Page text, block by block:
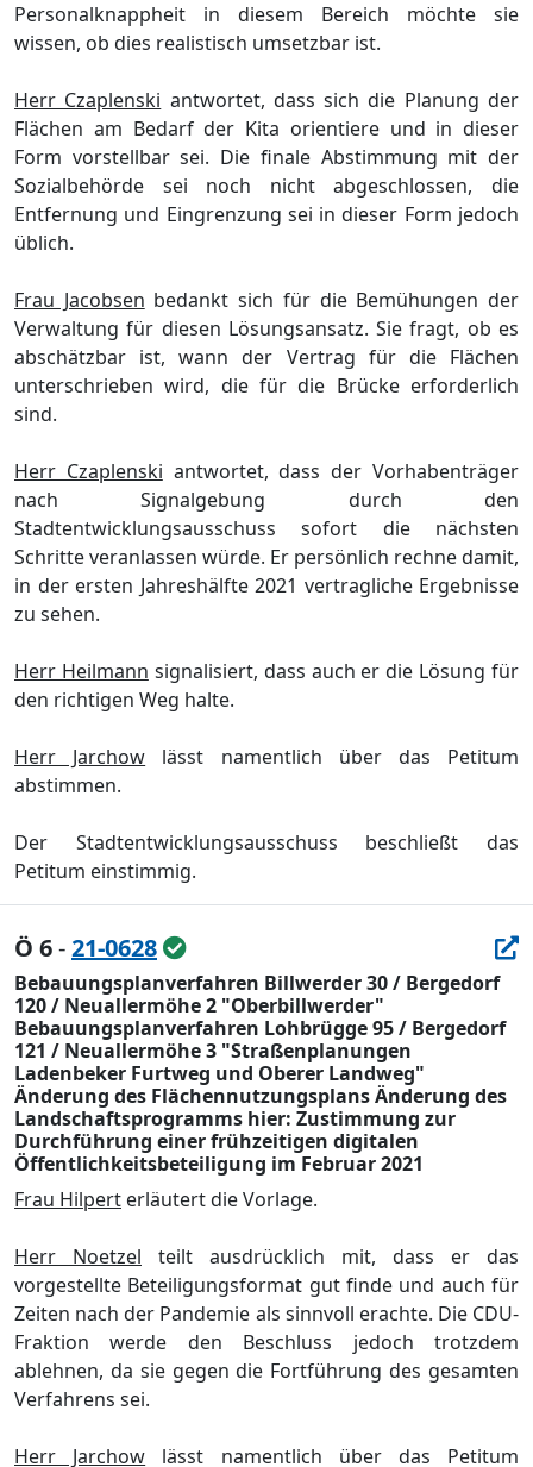
Personalknappheit in diesem Bereich möchte sie
wissen, ob dies realistisch umsetzbar ist.
Herr Czaplenski antwortet, dasssich die Planung der
Flächen am Bedarf der Kita orientiere und in dieser
Form vorstellbar sei. Die finale Abstimmung mit der
Sozialbehörde sei noch nicht abgeschlossen, die
Entfernung und Eingrenzung sei in dieser Form jedoch
üblich.
Frau Jacobsen bedankt sich für die Bemühungen der
Verwaltung für diesen Lösungsansatz. Sie fragt, ob es
abschätzbar ist, wann der Vertrag für die Flächen
unterschrieben wird, diefür die Brücke erforderlich
sind.
Herr Czaplenski antwortet, dass der Vorhabenträger
nach Signalgebung durch den
Stadtentwicklungsausschuss sofort die nächsten
Schritte veranlassen würde. Er persönlich rechne damit,
in der ersten Jahreshälfte 2021 vertragliche Ergebnisse
zu sehen.
Herr Heilmann signalisiert, dass auch er die Lösung für
den richtigen Weg halte.
Herr Jarchow lässt namentlich über das Petitum
abstimmen.
Der Stadtentwicklungsausschuss beschließt das
Petitum einstimmig.
Ö 6-21-0628
Bebauungsplanverfahren Billwerder 30 / Bergedorf
120 / Neuallermöhe 2 "Oberbillwerder"
Bebauungsplanverfahren Lohbrügge 95 / Bergedorf
121 / Neuallermöhe 3 "Straßenplanungen
Ladenbeker Furtweg und Oberer Landweg"
Änderung des Flächennutzungsplans Änderung des
Landschaftsprogramms hier: Zustimmung zur
Durchführung einer frühzeitigen digitalen
Öffentlichkeitsbeteiligung im Februar 2021
Frau Hilpert erläutert die Vorlage.
Herr Noetzel teilt ausdrücklich
mit, dass er das
vorgestellte Beteiligungsformat gut finde und auch für
Zeiten nach der Pandemie als sinnvoll erachte. Die CDU-
Fraktion werde den Beschluss jedoch trotzdem
ablehnen, da sie gegen die Fortführung des gesamten
Verfahrens sei.
Herr Jarchow lässt namentlich über das Petitum